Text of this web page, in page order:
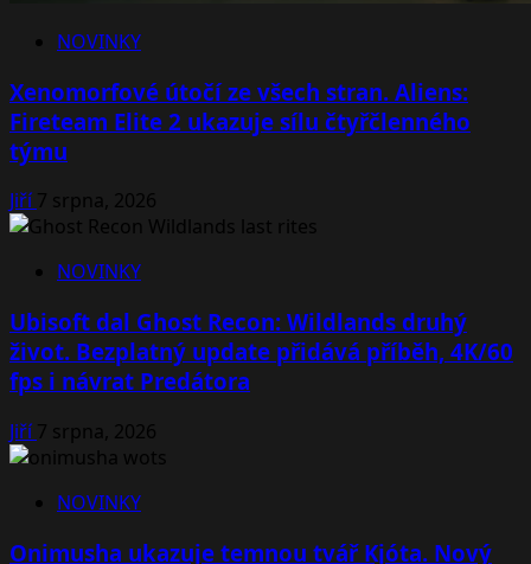
NOVINKY
Xenomorfové útočí ze všech stran. Aliens:
Fireteam Elite 2 ukazuje sílu čtyřčlenného
týmu
Jiří7 srpna, 2026
NOVINKY
Ubisoft dal Ghost Recon: Wildlands druhý
život. Bezplatný update přidává příběh, 4K/60
fps i návrat Predátora
Jiří7 srpna, 2026
NOVINKY
Onimusha ukazuje temnou tvář Kjóta. Nový